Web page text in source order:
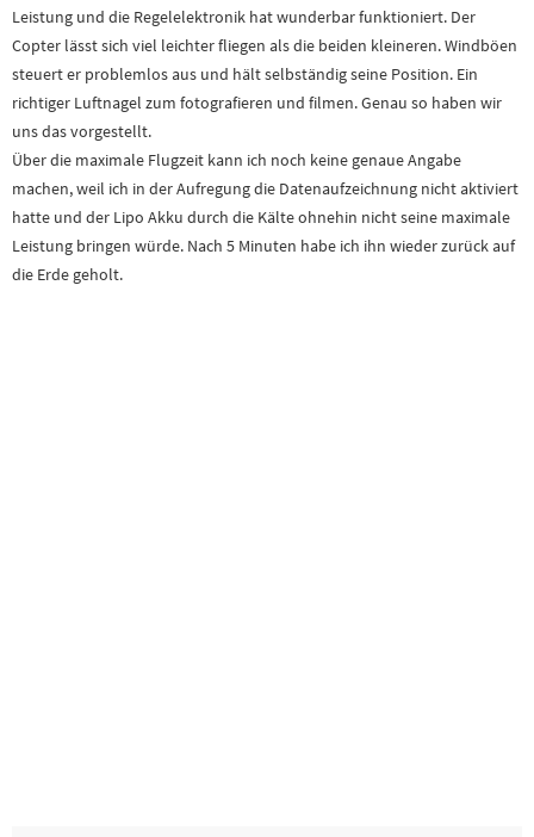
Leistung und die Regelelektronik hat wunderbar funktioniert. Der
Copter lässt sich viel leichter fliegen als die beiden kleineren. Windböen
steuert er problemlos aus und hält selbständig seine Position. Ein
richtiger Luftnagel zum fotografieren und filmen. Genau so haben wir
uns das vorgestellt.
Über die maximale Flugzeit kann ich noch keine genaue Angabe
machen, weil ich in der Aufregung die Datenaufzeichnung nicht aktiviert
hatte und der Lipo Akku durch die Kälte ohnehin nicht seine maximale
Leistung bringen würde. Nach 5 Minuten habe ich ihn wieder zurück auf
die Erde geholt.